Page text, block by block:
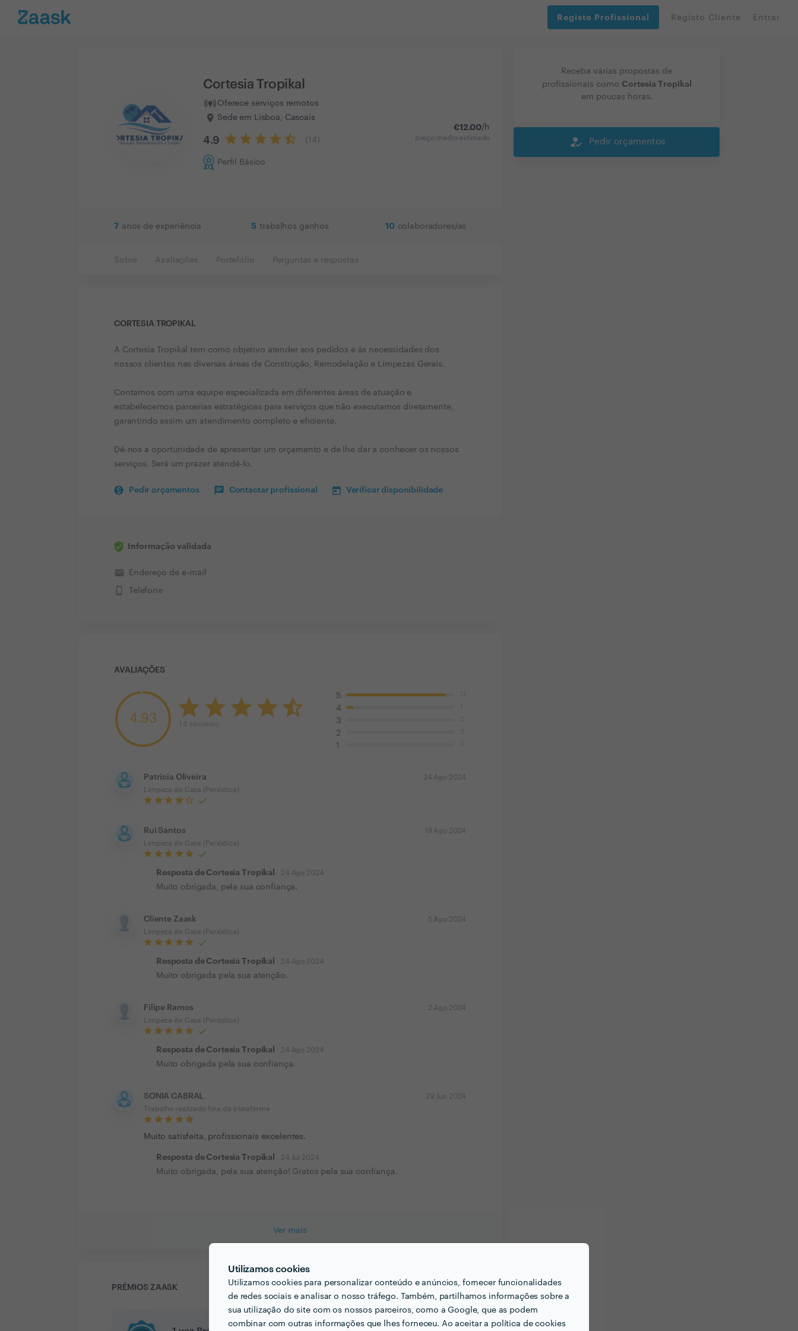
Utilizamos cookies
Utilizamos cookies para personalizar conteúdo e anúncios, fornecer funcionalidades
de redes sociais e analisar o nosso tráfego. Também, partilhamos informações sobre a
sua utilização do site com os nossos parceiros, como a Google, que as podem
combinar com outras informações que lhes forneceu. Ao aceitar a política de cookies
Registo Profissional Registo Cliente Entrar
Cortesia Tropikal
Oferece serviços remotos
Sede em Lisboa, Cascais
4.9 ( 14
Perfil Básico
€12.00/h
preço médio estimado
7 anos de experiência 5 trabalhos ganhos 10 colaboradores/as
Sobre Avaliações Portefólio Perguntas e respostas
CORTESIA TROPIKAL
A Cortesia Tropikal tem como objetivo atender aos pedidos e às necessidades dos
nossos clientes nas diversas áreas de Construção, Remodelação e Limpezas Gerais.
Contamos com uma equipe especializada em diferentes áreas de atuação e
estabelecemos parcerias estratégicas para serviços que não executamos diretamente,
garantindo assim um atendimento completo e eficiente.
Dê-nos a oportunidade de apresentar um orçamento e de lhe dar a conhecer os nossos
serviços. Será um prazer atendê-lo.
Pedir orçamentos Contactar profissional Verificar disponibilidade
Informação validada
email Endereço de e-mail
phone_iphone Telefone
AVALIAÇÕES
4.93
5
4
3
2
1
Patrícia Oliveira
Limpeza de Casa (Periódica)
24 Ago 2024
Rui Santos
Limpeza de Casa (Periódica)
19 Ago 2024
Resposta de Cortesia Tropikal 24 Ago 2024
Muito obrigada, pela sua confiança.
Cliente Zaask
Limpeza de Casa (Periódica)
5 Ago 2024
Resposta de Cortesia Tropikal 24 Ago 2024
Muito obrigada pela sua atenção.
Filipe Ramos
Limpeza de Casa (Periódica)
2 Ago 2024
Resposta de Cortesia Tropikal 24 Ago 2024
Muito obrigada pela sua confiança.
SONIA CABRAL
Trabalho realizado fora da plataforma
29 Jun 2024
Muito satisfeita, profissionais excelentes.
Resposta de Cortesia Tropikal 24 Jul 2024
Muito obrigada, pela sua atenção! Gratos pela sua confiança.
Ver mais
PRÉMIOS ZAASK
Receba várias propostas de
profissionais como Cortesia Tropikal
em poucas horas.
how_to_reg Pedir orçamentos